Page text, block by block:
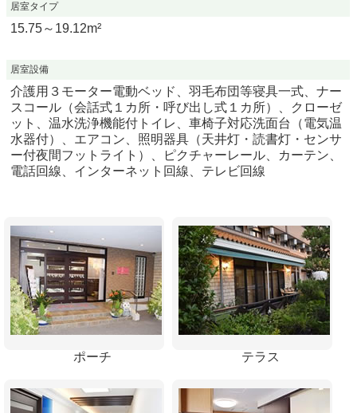
居室タイプ
15.75～19.12m²
居室設備
介護用３モーター電動ベッド、羽毛布団等寝具一式、ナー
スコール（会話式１カ所・呼び出し式１カ所）、クローゼ
ット、温水洗浄機能付トイレ、車椅子対応洗面台（電気温
水器付）、エアコン、照明器具（天井灯・読書灯・センサ
ー付夜間フットライト）、ピクチャーレール、カーテン、
電話回線、インターネット回線、テレビ回線
ポーチ テラス